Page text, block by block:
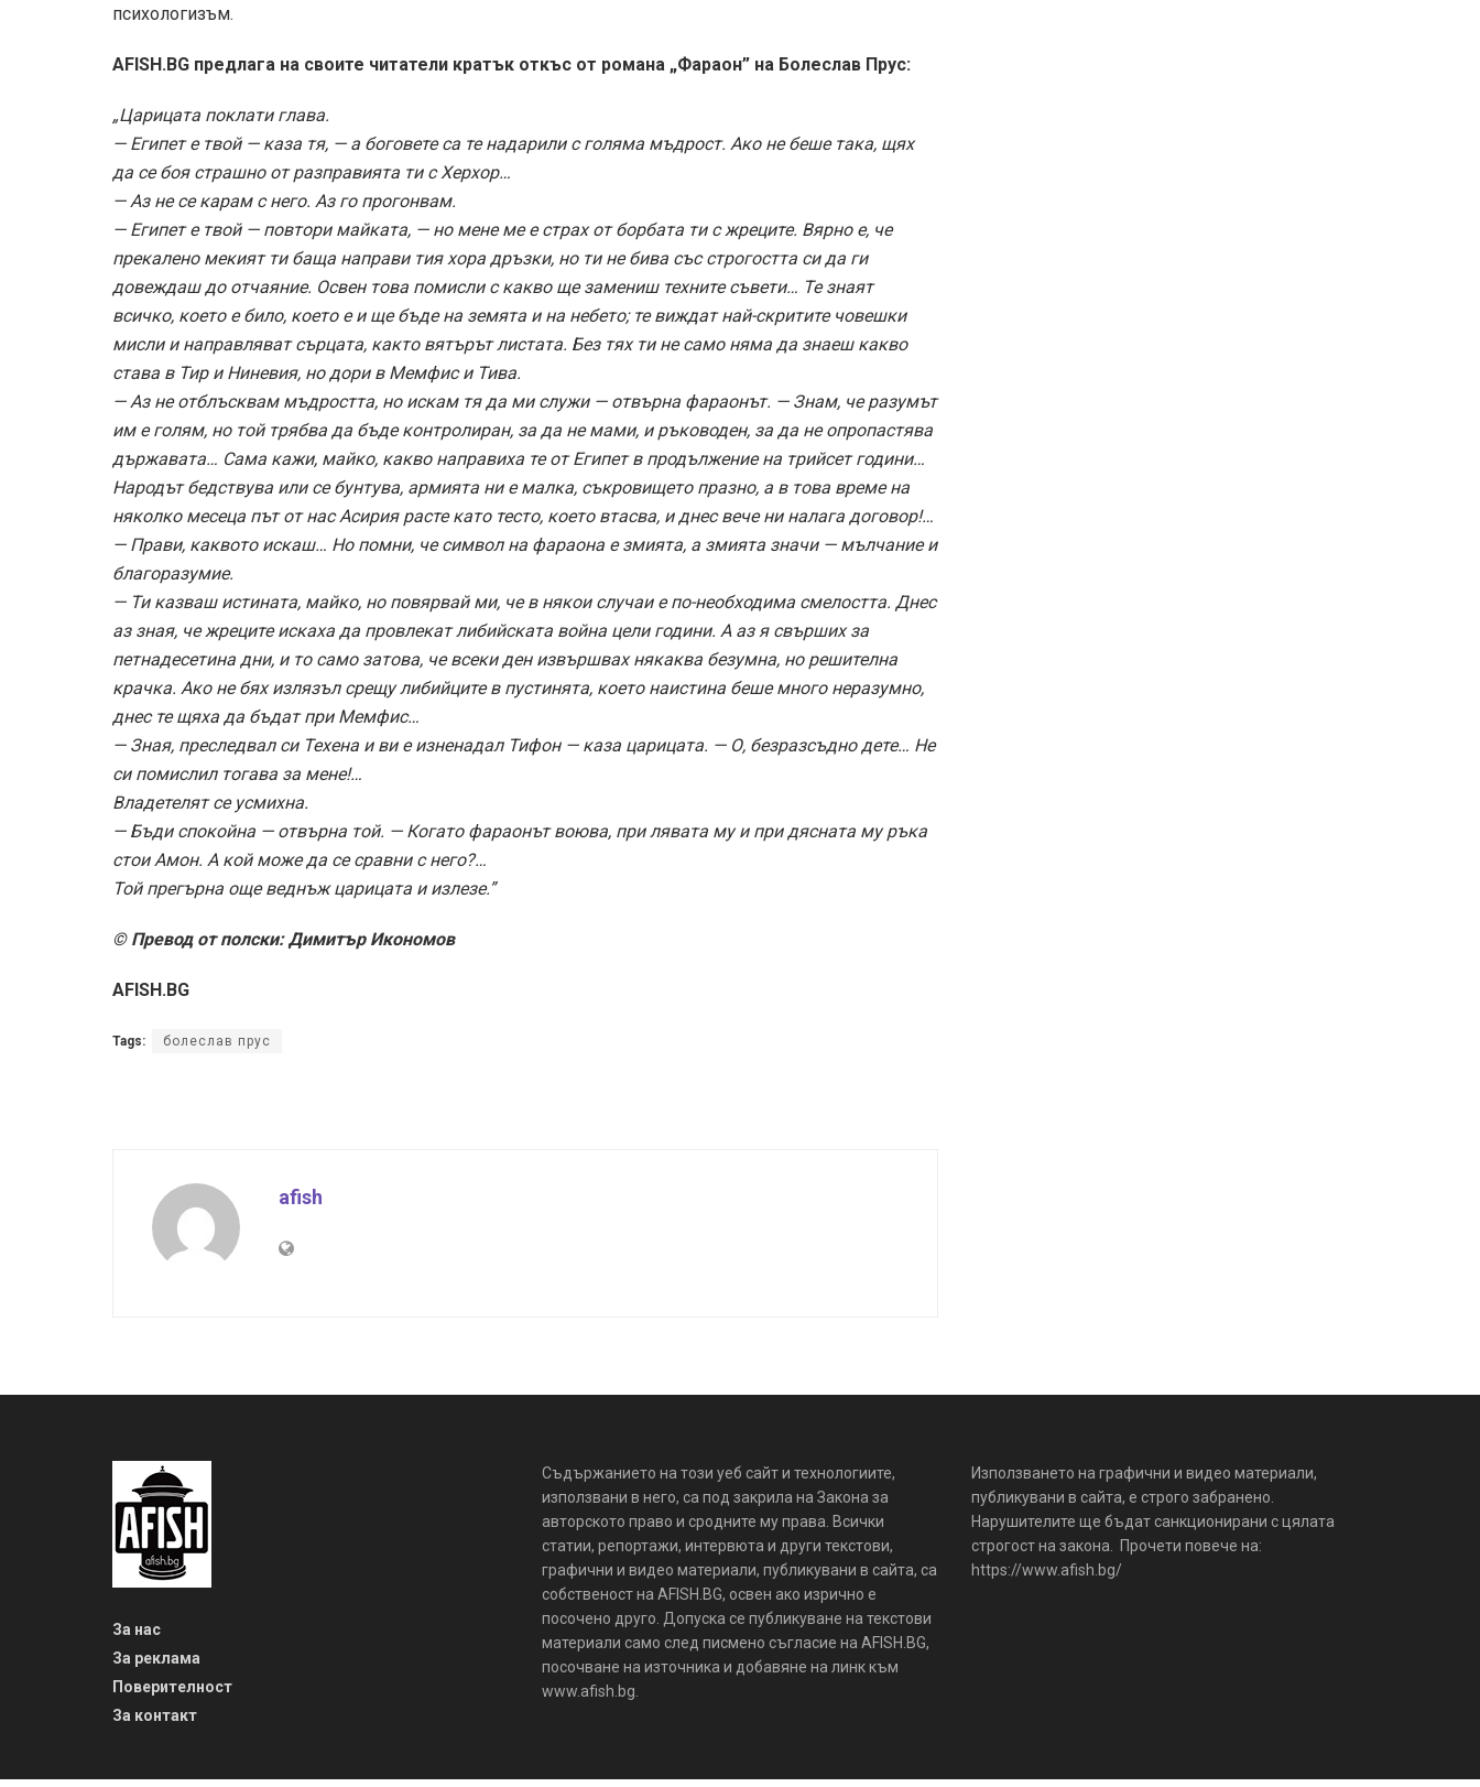
психологизъм.
AFISH.BG предлага на своите читатели кратък откъс от романа „Фараон” на Болеслав Прус:
„Царицата поклати глава.
— Египет е твой — каза тя, — а боговете са те надарили с голяма мъдрост. Ако не беше така, щях
да се боя страшно от разправията ти с Херхор…
— Аз не се карам с него. Аз го прогонвам.
— Египет е твой — повтори майката, — но мене ме е страх от борбата ти с жреците. Вярно е, че
прекалено мекият ти баща направи тия хора дръзки, но ти не бива със строгостта си да ги
довеждаш до отчаяние. Освен това помисли с какво ще замениш техните съвети… Те знаят
всичко, което е било, което е и ще бъде на земята и на небето; те виждат най-скритите човешки
мисли и направляват сърцата, както вятърът листата. Без тях ти не само няма да знаеш какво
става в Тир и Ниневия, но дори в Мемфис и Тива.
— Аз не отблъсквам мъдростта, но искам тя да ми служи — отвърна фараонът. — Знам, че разумът
им е голям, но той трябва да бъде контролиран, за да не мами, и ръководен, за да не опропастява
държавата… Сама кажи, майко, какво направиха те от Египет в продължение на трийсет години…
Народът бедствува или се бунтува, армията ни е малка, съкровището празно, а в това време на
няколко месеца път от нас Асирия расте като тесто, което втасва, и днес вече ни налага договор!…
— Прави, каквото искаш… Но помни, че символ на фараона е змията, а змията значи — мълчание и
благоразумие.
— Ти казваш истината, майко, но повярвай ми, че в някои случаи е по-необходима смелостта. Днес
аз зная, че жреците искаха да провлекат либийската война цели години. А аз я свърших за
петнадесетина дни, и то само затова, че всеки ден извършвах някаква безумна, но решителна
крачка. Ако не бях излязъл срещу либийците в пустинята, което наистина беше много неразумно,
днес те щяха да бъдат при Мемфис…
— Зная, преследвал си Техена и ви е изненадал Тифон — каза царицата. — О, безразсъдно дете… Не
си помислил тогава за мене!…
Владетелят се усмихна.
— Бъди спокойна — отвърна той. — Когато фараонът воюва, при лявата му и при дясната му ръка
стои Амон. А кой може да се сравни с него?…
Той прегърна още веднъж царицата и излезе.”
© Превод от полски: Димитър Икономов
AFISH.BG
Tags: болеслав прус
afish
За нас
За реклама
Поверителност
За контакт
Съдържанието на този уеб сайт и технологиите,
използвани в него, са под закрила на Закона за
авторското право и сродните му права. Всички
статии, репортажи, интервюта и други текстови,
графични и видео материали, публикувани в сайта, са
собственост на AFISH.BG, освен ако изрично е
посочено друго. Допуска се публикуване на текстови
материали само след писмено съгласие на AFISH.BG,
посочване на източника и добавяне на линк към
www.afish.bg.
Използването на графични и видео материали,
публикувани в сайта, е строго забранено.
Нарушителите ще бъдат санкционирани с цялата
строгост на закона. Прочети повече на:
https://www.afish.bg/